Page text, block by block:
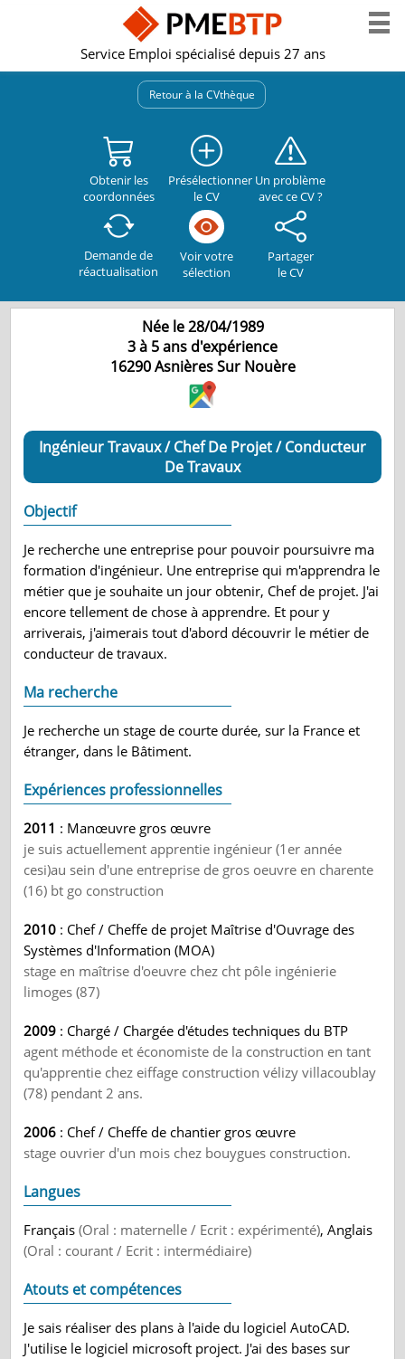
Service Emploi spécialisé depuis 27 ans
Retour à la CVthèque
Obtenir les
coordonnées
Présélectionner
le CV
Un problème
avec ce CV ?
Demande de
réactualisation
Voir votre
sélection
Partager
le CV
Née le 28/04/1989
3 à 5 ans d'expérience
16290 Asnières Sur Nouère
Ingénieur Travaux / Chef De Projet / Conducteur
De Travaux
Objectif
Je recherche une entreprise pour pouvoir poursuivre ma
formation d'ingénieur. Une entreprise qui m'apprendra le
métier que je souhaite un jour obtenir, Chef de projet. J'ai
encore tellement de chose à apprendre. Et pour y
arriverais, j'aimerais tout d'abord découvrir le métier de
conducteur de travaux.
Ma recherche
Je recherche un stage de courte durée, sur la France et
étranger, dans le Bâtiment.
Expériences professionnelles
2011 : Manœuvre gros œuvre
je suis actuellement apprentie ingénieur (1er année
cesi)au sein d'une entreprise de gros oeuvre en charente
(16) bt go construction
2010 : Chef / Cheffe de projet Maîtrise d'Ouvrage des
Systèmes d'Information (MOA)
stage en maîtrise d'oeuvre chez cht pôle ingénierie
limoges (87)
2009 : Chargé / Chargée d'études techniques du BTP
agent méthode et économiste de la construction en tant
qu'apprentie chez eiffage construction vélizy villacoublay
(78) pendant 2 ans.
2006 : Chef / Cheffe de chantier gros œuvre
stage ouvrier d'un mois chez bouygues construction.
Langues
Français(Oral : maternelle / Ecrit : expérimenté), Anglais
(Oral : courant / Ecrit : intermédiaire)
Atouts et compétences
Je sais réaliser des plans à l'aide du logiciel AutoCAD.
J'utilise le logiciel microsoft project. J'ai des bases sur